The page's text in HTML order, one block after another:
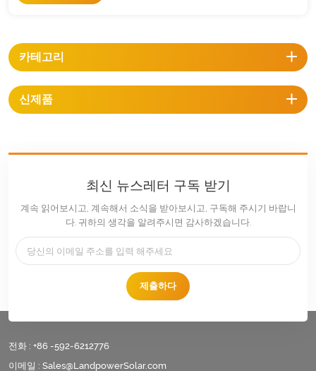
카테고리
신제품
최신 뉴스레터 구독 받기
계속 읽어보시고, 계속해서 소식을 받아보시고, 구독해 주시기 바랍니
다. 귀하의 생각을 알려주시면 감사하겠습니다.
제출하다
전화 : +86 -592-6212776
이메일 : Sales@LandpowerSolar.com